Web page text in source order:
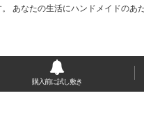
あなたの生活にハンドメイドのあ
購入前に試し敷き